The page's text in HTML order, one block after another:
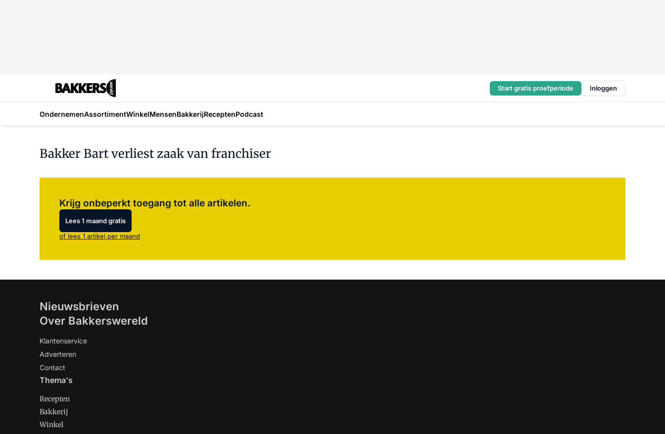
Start gratis proefperiode Inloggen
OndernemenAssortimentWinkelMensenBakkerijReceptenPodcast
Bakker Bart verliest zaak van franchiser
Krijg onbeperkt toegang tot alle artikelen.
Lees 1 maand gratis
of lees 1 artikel per maand
Nieuwsbrieven
Over Bakkerswereld
Klantenservice
Adverteren
Contact
Thema's
Recepten
Bakkerij
Winkel